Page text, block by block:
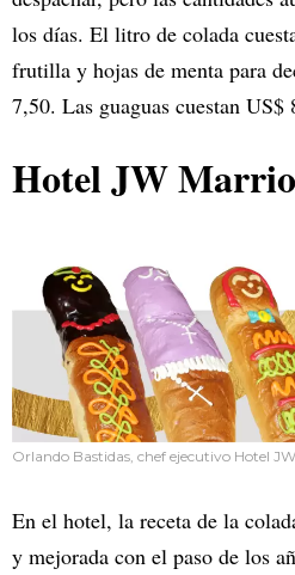
los días. El litro de colada
frutilla y hojas de menta para
7,50. Las guaguas cuestan US$
Hotel JW
Orlando Bastidas, chef ejecutivo Hotel
En el hotel, la receta de la
y mejorada con el paso de los